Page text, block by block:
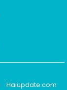
Haiupdate.com